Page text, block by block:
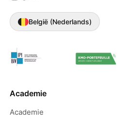
België (Nederlands)
Academie
Academie